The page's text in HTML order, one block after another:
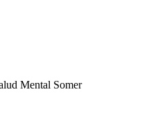
Mental Somer